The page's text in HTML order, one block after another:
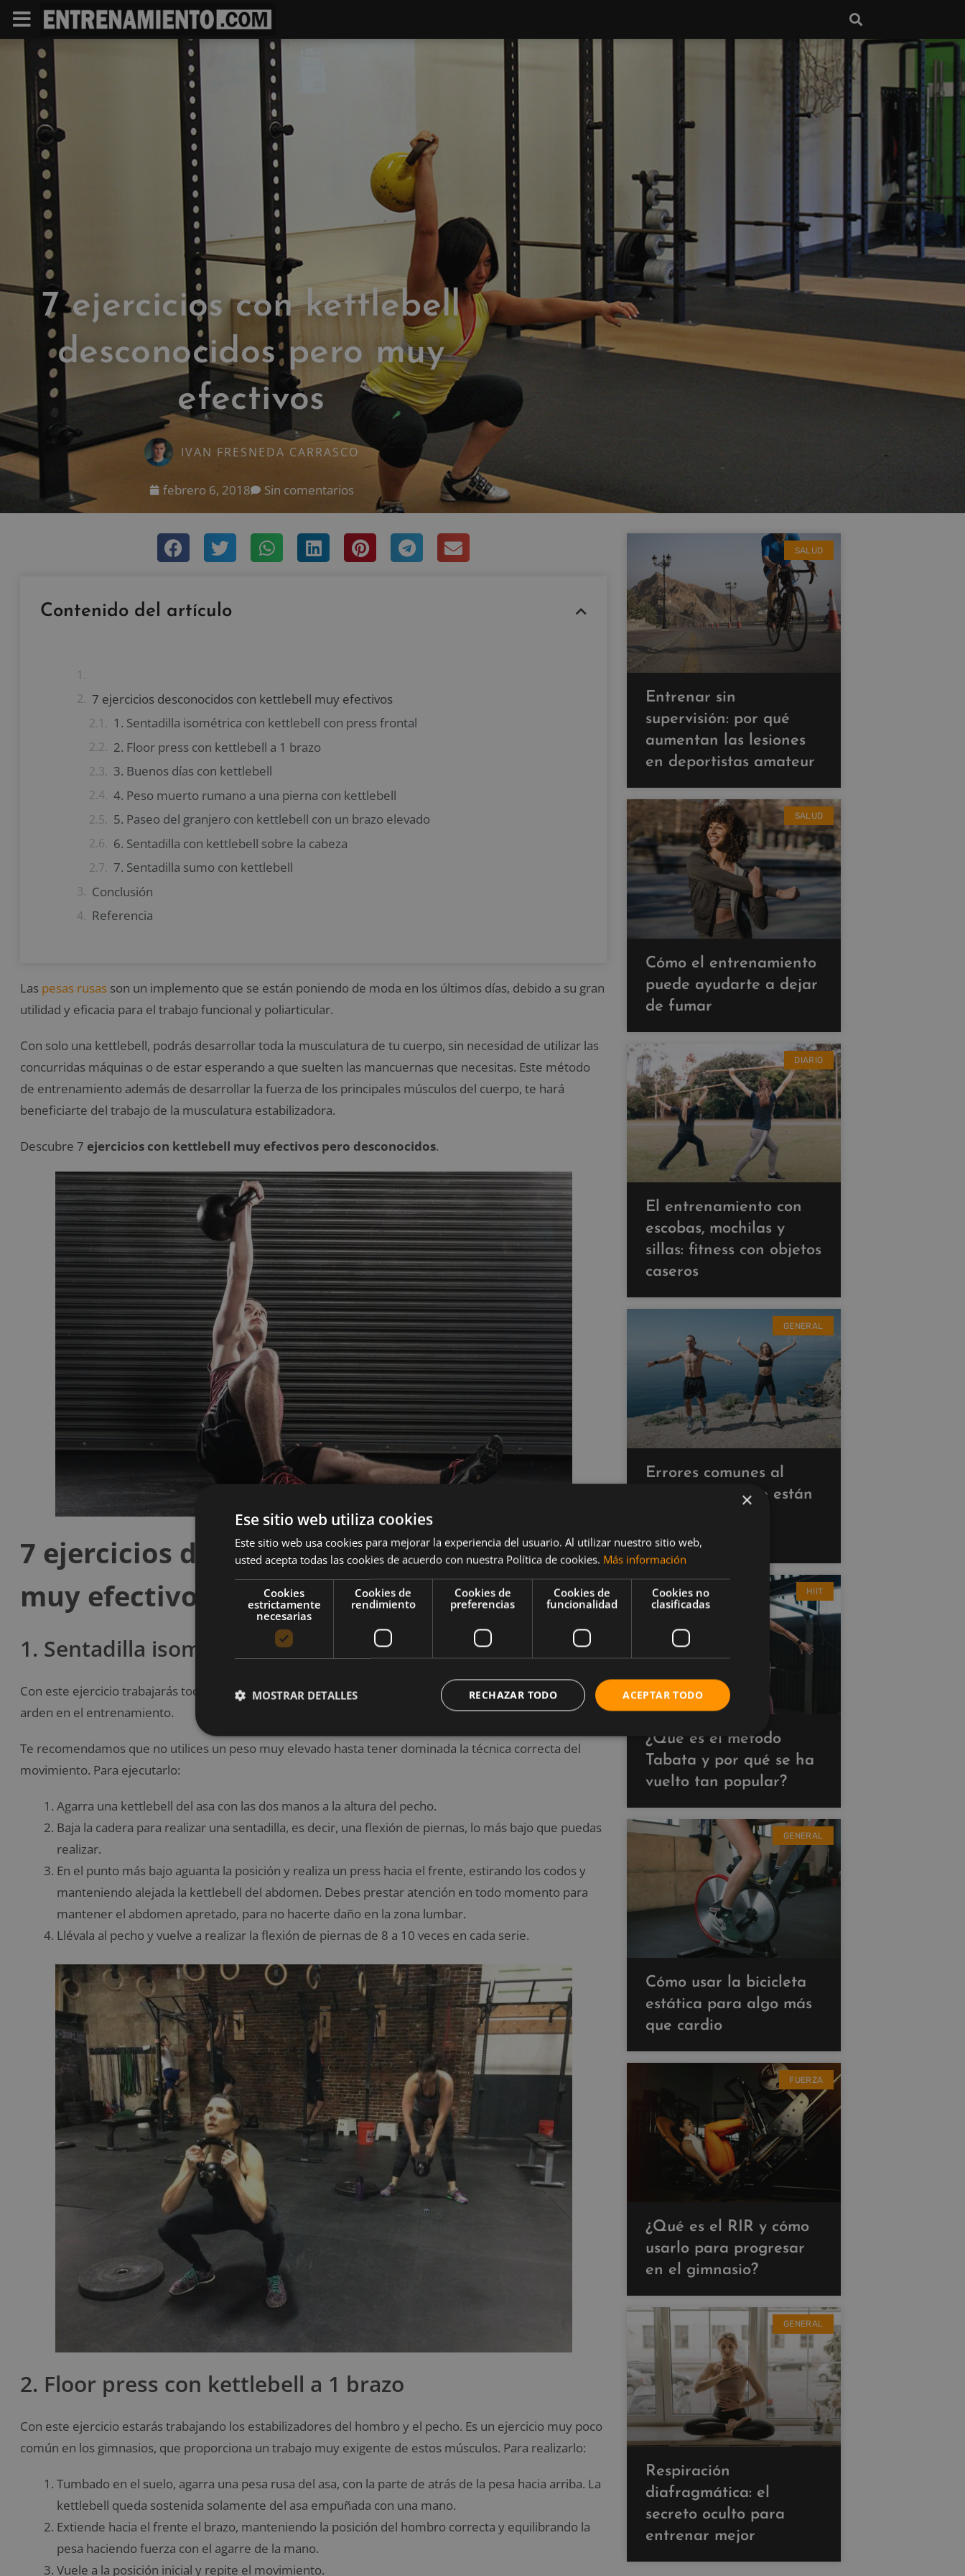
7 ejercicios con kettlebell
desconocidos pero muy
efectivos
IVAN FRESNEDA CARRASCO
febrero 6, 2018 Sin comentarios
Contenido del artículo
7 ejercicios desconocidos con kettlebell muy efectivos
1. Sentadilla isométrica con kettlebell con press frontal
2. Floor press con kettlebell a 1 brazo
3. Buenos días con kettlebell
4. Peso muerto rumano a una pierna con kettlebell
5. Paseo del granjero con kettlebell con un brazo elevado
6. Sentadilla con kettlebell sobre la cabeza
7. Sentadilla sumo con kettlebell
Conclusión
Referencia
Las pesas rusas son un implemento que se están poniendo de moda en los últimos días, debido a su gran
utilidad y eficacia para el trabajo funcional y poliarticular.
Con solo una kettlebell, podrás desarrollar toda la musculatura de tu cuerpo, sin necesidad de utilizar las
concurridas máquinas o de estar esperando a que suelten las mancuernas que necesitas. Este método
de entrenamiento además de desarrollar la fuerza de los principales músculos del cuerpo, te hará
beneficiarte del trabajo de la musculatura estabilizadora.
Descubre 7 ejercicios con kettlebell muy efectivos pero desconocidos.
7 ejercicios desconocidos con kettlebell
muy efectivos
1. Sentadilla isométrica con kettlebell con press frontal
Con este ejercicio trabajarás toda la musculatura del cuerpo. Sentirás como tus cuádriceps y hombros
arden en el entrenamiento.
Te recomendamos que no utilices un peso muy elevado hasta tener dominada la técnica correcta del
movimiento. Para ejecutarlo:
Agarra una kettlebell del asa con las dos manos a la altura del pecho.
Baja la cadera para realizar una sentadilla, es decir, una flexión de piernas, lo más bajo que puedas
realizar.
En el punto más bajo aguanta la posición y realiza un press hacia el frente, estirando los codos y
manteniendo alejada la kettlebell del abdomen. Debes prestar atención en todo momento para
mantener el abdomen apretado, para no hacerte daño en la zona lumbar.
Llévala al pecho y vuelve a realizar la flexión de piernas de 8 a 10 veces en cada serie.
2. Floor press con kettlebell a 1 brazo
Con este ejercicio estarás trabajando los estabilizadores del hombro y el pecho. Es un ejercicio muy poco
común en los gimnasios, que proporciona un trabajo muy exigente de estos músculos. Para realizarlo:
Tumbado en el suelo, agarra una pesa rusa del asa, con la parte de atrás de la pesa hacia arriba. La
kettlebell queda sostenida solamente del asa empuñada con una mano.
Extiende hacia el frente el brazo, manteniendo la posición del hombro correcta y equilibrando la
pesa haciendo fuerza con el agarre de la mano.
Vuele a la posición inicial y repite el movimiento.
SALUD
Entrenar sin
supervisión: por qué
aumentan las lesiones
en deportistas amateur
SALUD
Cómo el entrenamiento
puede ayudarte a dejar
de fumar
DIARIO
El entrenamiento con
escobas, mochilas y
sillas: fitness con objetos
caseros
GENERAL
Errores comunes al
hacer cardio que están
resultados
HIIT
¿Qué es el método
Tabata y por qué se ha
vuelto tan popular?
GENERAL
Cómo usar la bicicleta
estática para algo más
que cardio
FUERZA
¿Qué es el RIR y cómo
usarlo para progresar
en el gimnasio?
GENERAL
Respiración
diafragmática: el
secreto oculto para
entrenar mejor
×
Ese sitio web utiliza cookies
Este sitio web usa cookies para mejorar la experiencia del usuario. Al utilizar nuestro sitio web,
usted acepta todas las cookies de acuerdo con nuestra Política de cookies. Más información
Cookies
estrictamente
necesarias
Cookies de
rendimiento
Cookies de
preferencias
Cookies de
funcionalidad
Cookies no
clasificadas
ACEPTAR TODO
RECHAZAR TODO
MOSTRAR DETALLES